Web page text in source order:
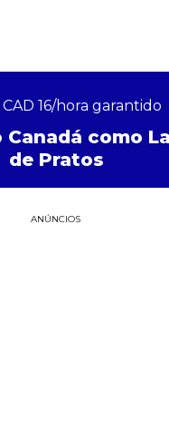
16/hora garantido
Canadá como
de Pratos
ANÚNCIOS